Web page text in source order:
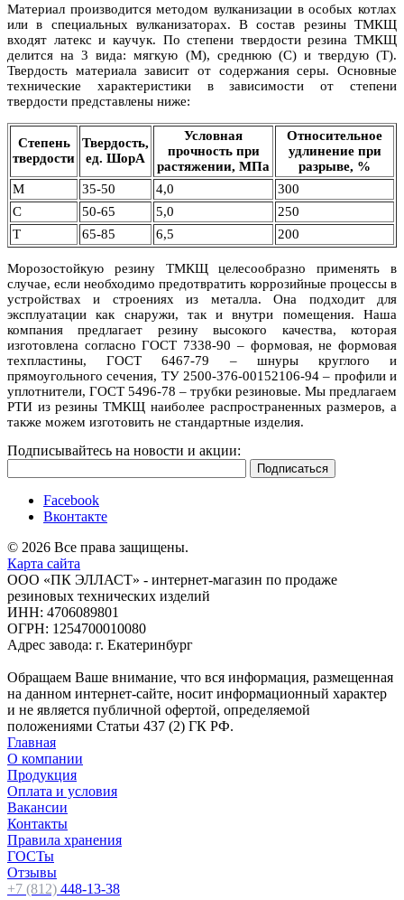
Материал производится методом вулканизации в особых котлах
или в специальных вулканизаторах. В состав резины ТМКЩ
входят латекс и каучук. По степени твердости резина ТМКЩ
делится на 3 вида: мягкую (М), среднюю (С) и твердую (Т).
Твердость материала зависит от содержания серы. Основные
технические характеристики в зависимости от степени
твердости представлены ниже:
Степень
твердости
Твердость,
ед. ШорА
Условная
прочность при
растяжении, МПа
Относительное
удлинение при
разрыве, %
М
35-50 4,0
300
С
50-65 5,0
250
Т
65-85 6,5 200
Морозостойкую резину ТМКЩ целесообразно применять в
случае, если необходимо предотвратить коррозийные процессы в
устройствах и строениях из металла. Она подходит для
эксплуатации как снаружи, так и внутри помещения. Наша
компания предлагает резину высокого качества, которая
изготовлена согласно ГОСТ 7338-90 – формовая, не формовая
техпластины, ГОСТ 6467-79 – шнуры круглого и
прямоугольного сечения, ТУ 2500-376-00152106-94 – профили и
уплотнители, ГОСТ 5496-78 – трубки резиновые. Мы предлагаем
РТИ из резины ТМКЩ наиболее распространенных размеров, а
также можем изготовить не стандартные изделия.
Подписывайтесь на новости и акции:
Facebook
Вконтакте
© 2026 Все права защищены.
Карта сайта
ООО «ПК ЭЛЛАСТ» - интернет-магазин по продаже
резиновых технических изделий
ИНН: 4706089801
ОГРН: 1254700010080
Адрес завода: г. Екатеринбург
Обращаем Ваше внимание, что вся информация, размещенная
на данном интернет-сайте, носит информационный характер
и не является публичной офертой, определяемой
положениями Статьи 437 (2) ГК РФ.
Главная
О компании
Продукция
Оплата и условия
Вакансии
Контакты
Правила хранения
ГОСТы
Отзывы
+7 (812) 448-13-38